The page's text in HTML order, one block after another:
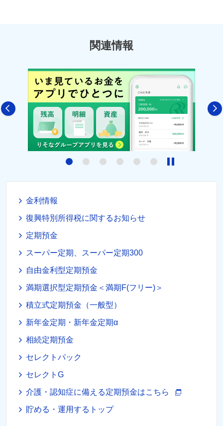
関連情報
金利情報
復興特別所得税に関するお知らせ
定期預金
スーパー定期、スーパー定期300
自由金利型定期預金
満期選択型定期預金＜満期F(フリー)＞
積立式定期預金（一般型）
新年金定期・新年金定期α
相続定期預金
セレクトパック
セレクトG
介護・認知症に備える定期預金はこちら
貯める・運用するトップ